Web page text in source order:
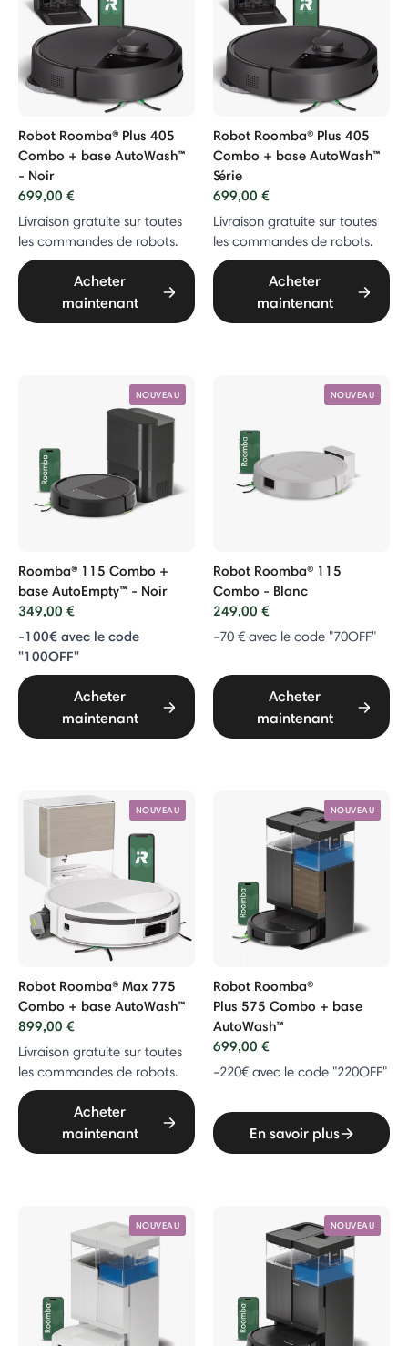
115 Combo Série
Robot + AutoEmpty™ Dock
+ Base AutoEmpty™
+ Base AutoEmpty™
Robot Roomba® Plus 405
Combo + base AutoWash™
- Noir
699,00 €
Livraison gratuite sur toutes
les commandes de robots.
Acheter
maintenant
Robot Roomba® Plus 405
Combo + base AutoWash™
Série
699,00 €
Livraison gratuite sur toutes
les commandes de robots.
Acheter
maintenant
NOUVEAU
Roomba® 115 Combo +
base AutoEmpty™ - Noir
349,00 €
-100€ avec le code
"100OFF"
Acheter
maintenant
NOUVEAU
Robot Roomba® 115
Combo - Blanc
249,00 €
-70 € avec le code "70OFF"
Acheter
maintenant
NOUVEAU
Robot Roomba® Max 775
Combo + base AutoWash™
899,00 €
Livraison gratuite sur toutes
les commandes de robots.
Acheter
maintenant
NOUVEAU
Robot Roomba®
Plus 575 Combo + base
AutoWash™
699,00 €
-220€ avec le code "220OFF"
En savoir plus
NOUVEAU NOUVEAU